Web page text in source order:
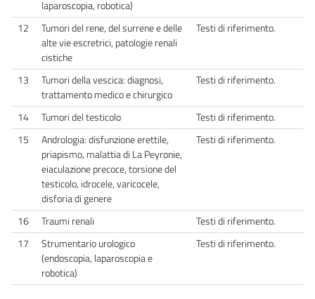
laparoscopia, robotica)
12
Tumori del rene, del surrene e delle
alte vie escretrici, patologie renali
cistiche
Testi di riferimento.
13
Tumori della vescica: diagnosi,
trattamento medico e chirurgico
Testi di riferimento.
14 Tumori del testicolo
Testi di riferimento.
15
Andrologia: disfunzione erettile,
priapismo, malattia di La Peyronie,
eiaculazione precoce, torsione del
testicolo, idrocele, varicocele,
disforia di genere
Testi di riferimento.
16 Traumi renali
Testi di riferimento.
17
Strumentario urologico
(endoscopia, laparoscopia e
robotica)
Testi di riferimento.